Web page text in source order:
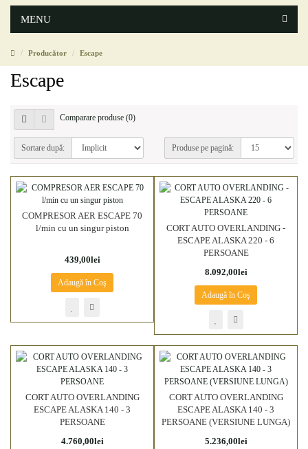
MENU
Producător Escape
Escape
Comparare produse (0)
Sortare după: Produse pe pagină:
COMPRESOR AER ESCAPE 70
l/min cu un singur piston
439,00lei
Adaugă în Coş
CORT AUTO OVERLANDING -
ESCAPE ALASKA 220 - 6
PERSOANE
8.092,00lei
Adaugă în Coş
CORT AUTO OVERLANDING
ESCAPE ALASKA 140 - 3
PERSOANE
4.760,00lei
CORT AUTO OVERLANDING
ESCAPE ALASKA 140 - 3
PERSOANE (VERSIUNE LUNGA)
5.236,00lei